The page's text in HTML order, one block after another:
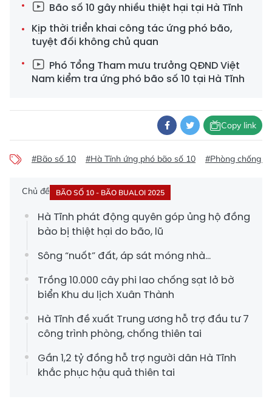
Bão số 10 gây nhiều thiệt hại tại Hà Tĩnh
Kịp thời triển khai công tác ứng phó bão,
tuyệt đối không chủ quan
Phó Tổng Tham mưu trưởng QĐND Việt
Nam kiểm tra ứng phó bão số 10 tại Hà Tĩnh
Copy link
#Bão số 10 #Hà Tĩnh ứng phó bão số 10 #Phòng chống
Chủ đề BÃO SỐ 10 - BÃO BUALOI 2025
Hà Tĩnh phát động quyên góp ủng hộ đồng
bào bị thiệt hại do bão, lũ
Sông “nuốt” đất, áp sát móng nhà...
Trồng 10.000 cây phi lao chống sạt lở bờ
biển Khu du lịch Xuân Thành
Hà Tĩnh đề xuất Trung ương hỗ trợ đầu tư 7
công trình phòng, chống thiên tai
Gần 1,2 tỷ đồng hỗ trợ người dân Hà Tĩnh
khắc phục hậu quả thiên tai